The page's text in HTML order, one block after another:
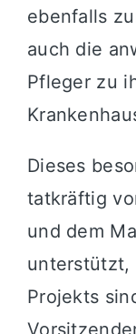
ebenfalls
auch die
Pfleger zu
Dieses
tatkräftig
und dem
unterstützt,
Projekts